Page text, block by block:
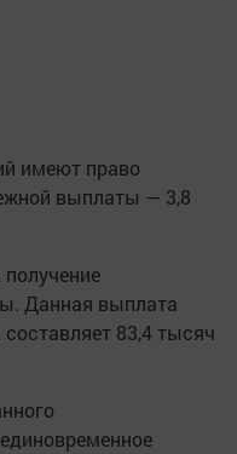
имеют право
выплаты — 3,8
Данная выплата
83,4 тысяч